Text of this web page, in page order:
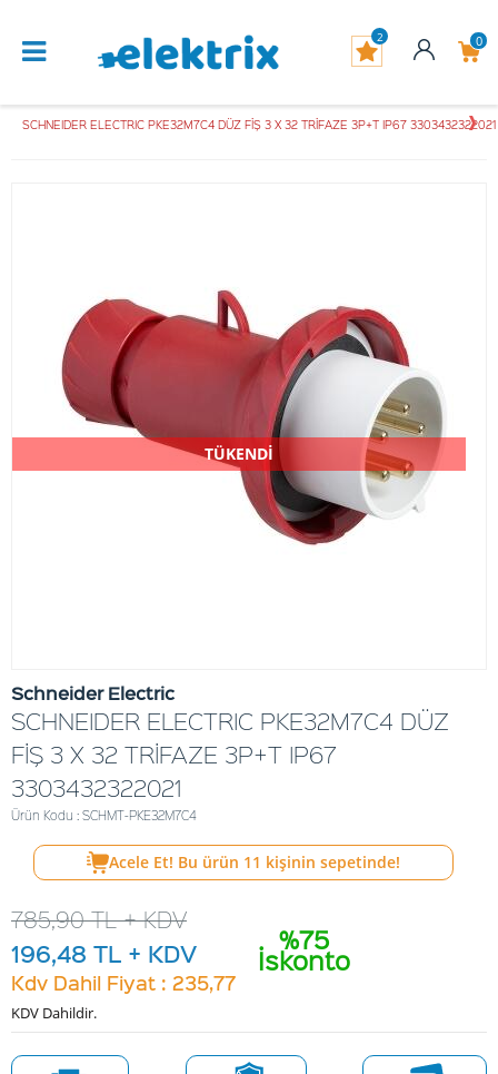
0
2
SCHNEIDER ELECTRIC PKE32M7C4 DÜZ FİŞ 3 X 32 TRİFAZE 3P+T IP67 3303432322021
TÜKENDİ
Schneider Electric
SCHNEIDER ELECTRIC PKE32M7C4 DÜZ
FİŞ 3 X 32 TRİFAZE 3P+T IP67
3303432322021
Ürün Kodu : SCHMT-PKE32M7C4
Acele Et! Bu ürün 11 kişinin sepetinde!
%75
İskonto
785,90TL + KDV
196,48 TL + KDV
Kdv Dahil Fiyat : 235,77
KDV Dahildir.